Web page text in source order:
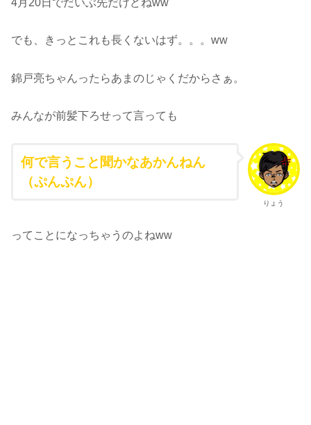
でも、きっとこれも長くないはず。。。ww
錦戸亮ちゃんったらあまのじゃくだからさぁ。
みんなが前髪下ろせって言っても
りょう
何で言うこと聞かなあかんねん
（ぷんぷん）
ってことになっちゃうのよねww